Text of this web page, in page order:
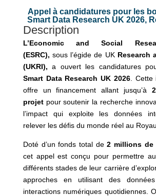
Appel à candidatures pour les
Smart Data Research UK 2026,
Description
L’Economic and Social
(ESRC), sous l’égide de UK Research
(UKRI), a ouvert les candidatures
Smart Data Research UK 2026. Cette
offre un financement allant jusqu’à
projetpour soutenir la recherche
l’impact qui exploite les données
relever les défis du monde réel au
Doté d’un fonds total de2 millions de
cet appel est conçu pour permettre
différents stades de leur carrière
approches en utilisant des
interactions numériques quotidiennes.